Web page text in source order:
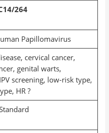
264
Papillomavirus
cervical cancer,
genital warts,
screening, low-risk type,
HR ?